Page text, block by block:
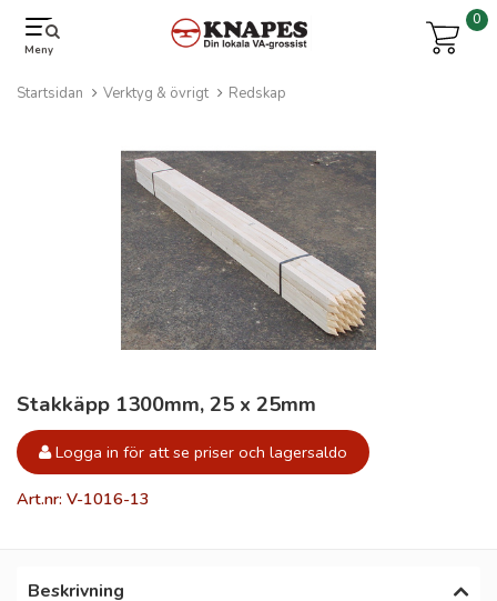
Meny
0
Startsidan Verktyg & övrigt Redskap
Stakkäpp 1300mm, 25 x 25mm
Logga in för att se priser och lagersaldo
Art.nr: V-1016-13
Beskrivning